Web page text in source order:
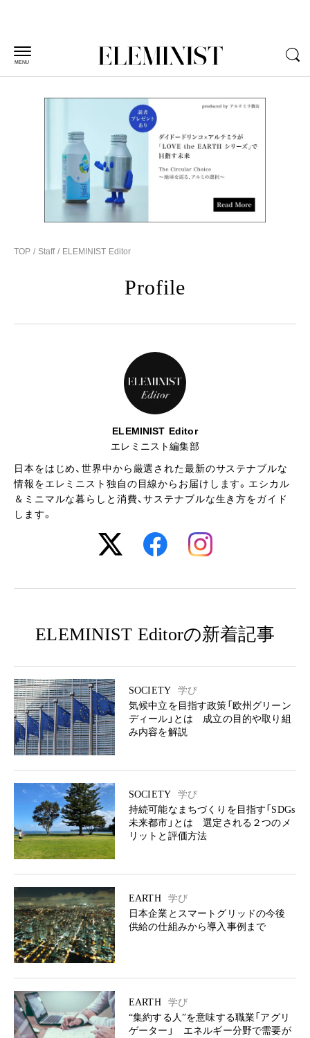
MENU
TOP Staff ELEMINIST Editor
Profile
ELEMINIST Editor
エレミニスト編集部
日本をはじめ、世界中から厳選された最新のサステナブルな
情報をエレミニスト独自の目線からお届けします。エシカル
＆ミニマルな暮らしと消費、サステナブルな生き方をガイド
します。
ELEMINIST Editorの新着記事
SOCIETY
学び
気候中立を目指す政策「欧州グリーン
ディール」とは 成立の目的や取り組
み内容を解説
SOCIETY
学び
持続可能なまちづくりを目指す「SDGs
未来都市」とは 選定される２つのメ
リットと評価方法
EARTH
学び
日本企業とスマートグリッドの今後
供給の仕組みから導入事例まで
EARTH
学び
“集約する人”を意味する職業「アグリ
ゲーター」 エネルギー分野で需要が